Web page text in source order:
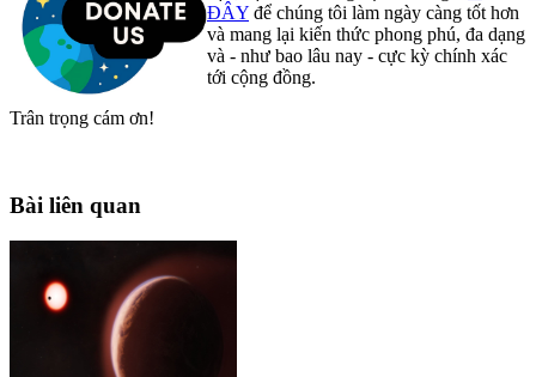
ĐÂY để chúng tôi làm ngày càng tốt hơn
và mang lại kiến thức phong phú, đa dạng
và - như bao lâu nay - cực kỳ chính xác
tới cộng đồng.
Trân trọng cám ơn!
Bài liên quan